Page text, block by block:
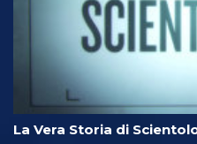
La Vera Storia di